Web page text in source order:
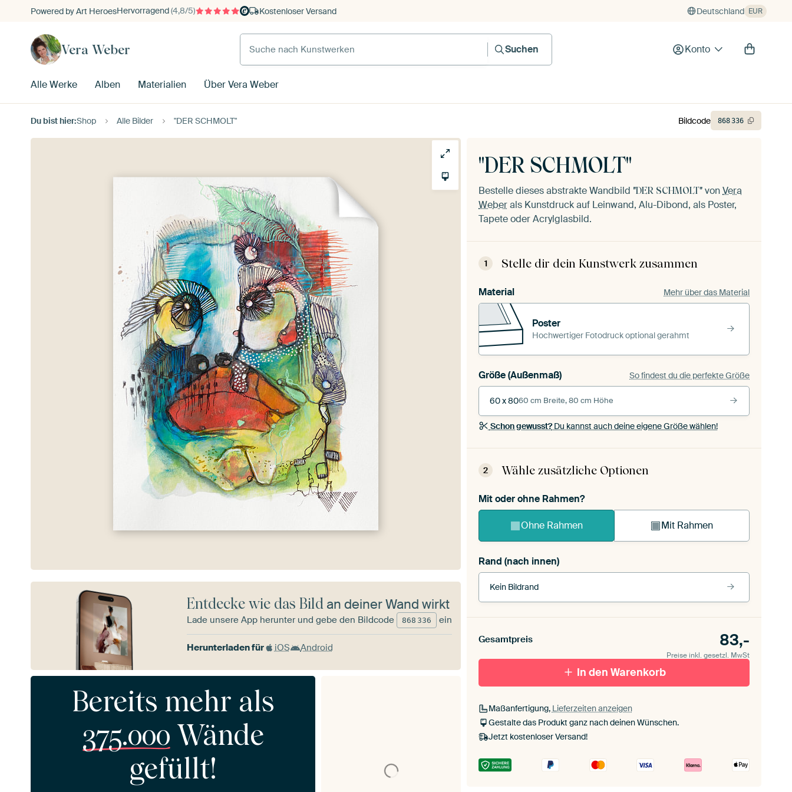
Powered by Art HeroesHervorragend(4,8/5) Kostenloser Versand Deutschland EUR
Vera Weber Suchen Konto
Alle Werke Alben Materialien Über Vera Weber
Du bist hier:Shop Alle Bilder "DER SCHMOLT"
"DER SCHMOLT"
Bestelle dieses abstrakte Wandbild "DER SCHMOLT" vonVera
Weberals Kunstdruck auf Leinwand, Alu-Dibond, als Poster,
Tapete oder Acrylglasbild.
1 Stelle dir dein Kunstwerk zusammen
Material Mehr über das Material
Poster
Hochwertiger Fotodruck optional gerahmt
Größe (Außenmaß) So findest du die perfekte Größe
60 x 8060 cm Breite, 80 cm Höhe
Schon gewusst?Du kannst auch deine eigene Größe wählen!
2 Wähle zusätzliche Optionen
Mit oder ohne Rahmen?
Ohne Rahmen Mit Rahmen
Rand (nach innen)
Kein Bildrand
Passepartout
Ohne Passepartout
Gesamtpreis 83,-
Preise inkl. gesetzl. MwSt
In den Warenkorb
Maßanfertigung, Lieferzeiten anzeigen
Gestalte das Produkt ganz nach deinen Wünschen.
Jetzt kostenloser Versand!
Bildcode 868336
Entdecke wie das Bildan deiner Wand wirkt
Lade unsere App herunter und gebe den Bildcode 868 336 ein
Herunterladen für iOS Android
Bereits mehr als
375.000 Wände
gefüllt!